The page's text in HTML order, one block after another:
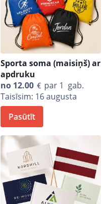
Sporta soma (maisiņš) ar
apdruku
no 12.00
par 1 gab.
Taisīsim: 16 augusta
Pasūtīt